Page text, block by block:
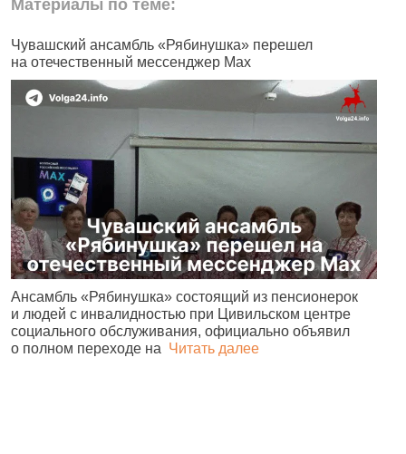
Материалы по теме:
Чувашский ансамбль «Рябинушка» перешел
на отечественный мессенджер Max
Ансамбль «Рябинушка» состоящий из пенсионерок
и людей с инвалидностью при Цивильском центре
социального обслуживания, официально объявил
о полном переходе на Читать далее